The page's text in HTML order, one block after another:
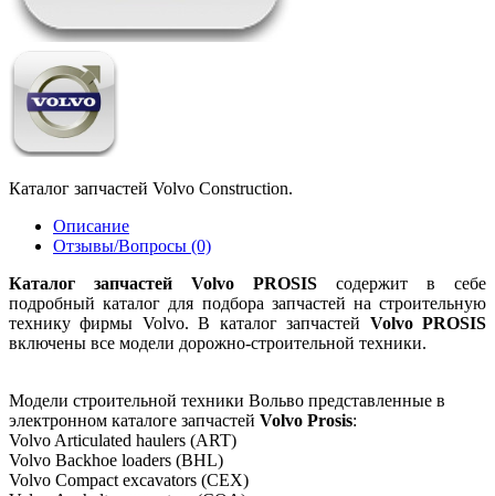
Каталог запчастей Volvo Construction.
Описание
Отзывы/Вопросы (0)
Каталог запчастей Volvo PROSIS содержит в себе
подробный каталог для подбора запчастей на строительную
технику фирмы Volvo. В каталог запчастей Volvo PROSIS
включены все модели дорожно-строительной техники.
Модели строительной техники Вольво представленные в
электронном каталоге запчастей Volvo Prosis:
Volvo Articulated haulers (ART)
Volvo Backhoe loaders (BHL)
Volvo Compact excavators (CEX)